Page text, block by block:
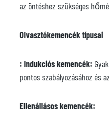
az öntéshez szükséges
Olvasztókemencék típusai
: Indukciós kemencék:
pontos szabályozásához és
Ellenállásos kemencék: